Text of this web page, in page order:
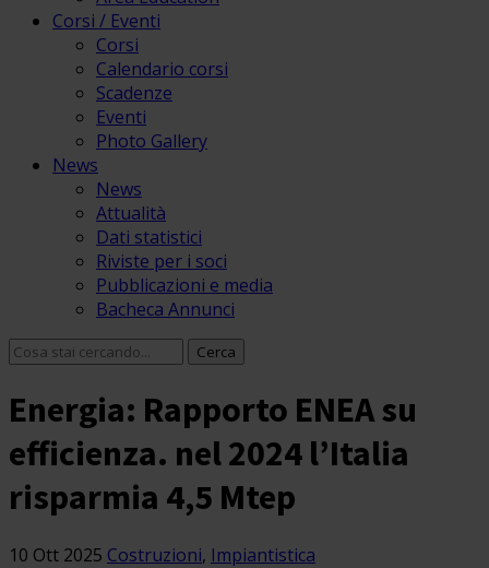
Corsi / Eventi
Corsi
Calendario corsi
Scadenze
Eventi
Photo Gallery
News
News
Attualità
Dati statistici
Riviste per i soci
Pubblicazioni e media
Bacheca Annunci
Energia: Rapporto ENEA su
efficienza. nel 2024 l’Italia
risparmia 4,5 Mtep
10 Ott 2025 Costruzioni, Impiantistica